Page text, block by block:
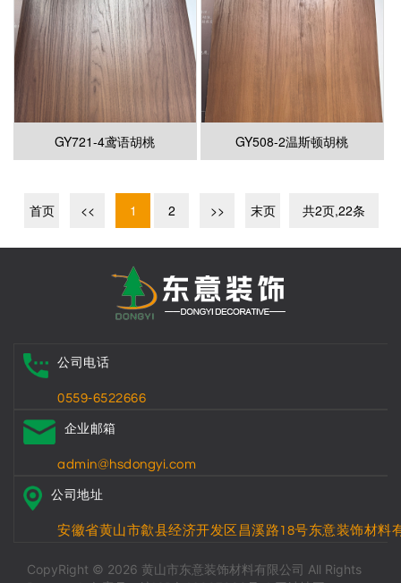
GY721-4鸢语胡桃 GY508-2温斯顿胡桃
首页 << 1 2 >> 末页 共2页,22条
公司电话
0559-6522666
企业邮箱
admin@hsdongyi.com
公司地址
安徽省黄山市歙县经济开发区昌溪路18号东意装饰材料
CopyRight © 2026 黄山市东意装饰材料有限公司 All Rights